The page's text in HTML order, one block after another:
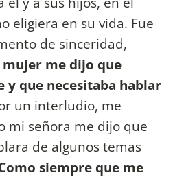
eligiera en su vida. Fue
de sinceridad,
me dijo que
y que necesitaba hablar
un interludio, me
mi señora me dijo que
de algunos temas
siempre que me